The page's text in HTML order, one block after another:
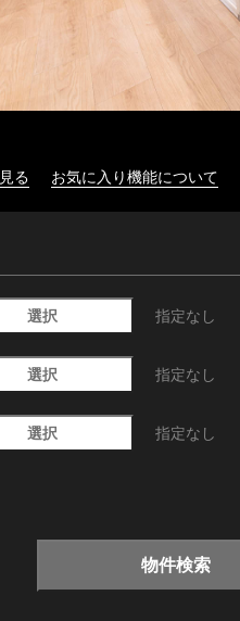
る お気に入り機能について
選択 指定なし
選択 指定なし
選択 指定なし
物件検索